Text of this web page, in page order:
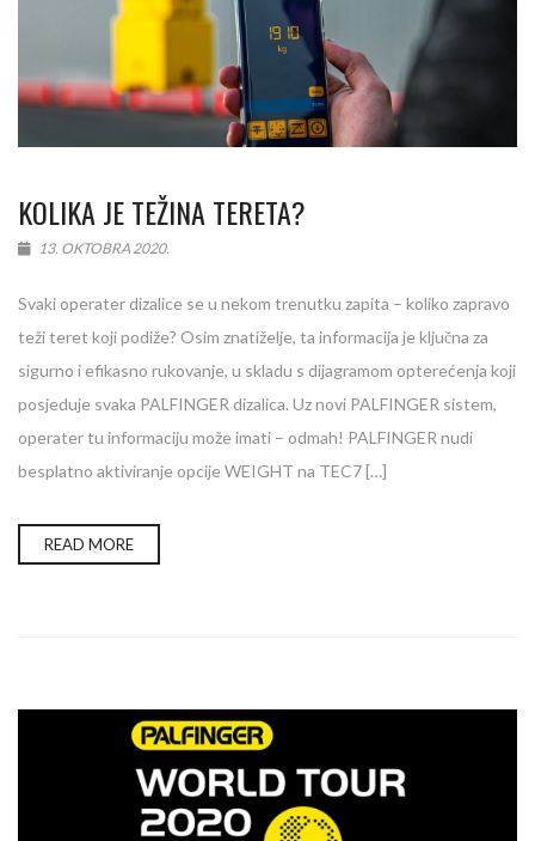
KOLIKA JE TEŽINA TERETA?
13. OKTOBRA 2020.
Svaki operater dizalice se u nekom trenutku zapita – koliko zapravo
teži teret koji podiže? Osim znatiželje, ta informacija je ključna za
sigurno i efikasno rukovanje, u skladu s dijagramom opterećenja koji
posjeduje svaka PALFINGER dizalica. Uz novi PALFINGER sistem,
operater tu informaciju može imati – odmah! PALFINGER nudi
besplatno aktiviranje opcije WEIGHT na TEC7 […]
READ MORE